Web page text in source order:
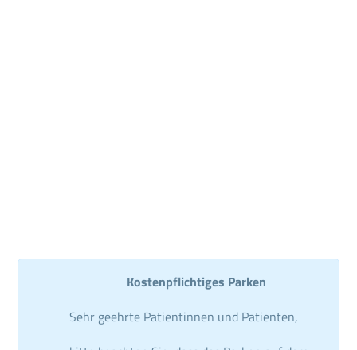
Kostenpflichtiges Parken
Sehr geehrte Patientinnen und Patienten,